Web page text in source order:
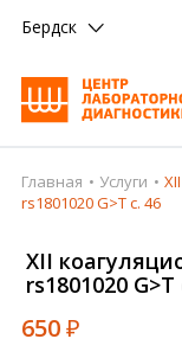
Бердск
Главная
Врачи
Получить
Главная Услуги
rs1801020 G>T c. 46
XII
rs1801020 G>T
650₽